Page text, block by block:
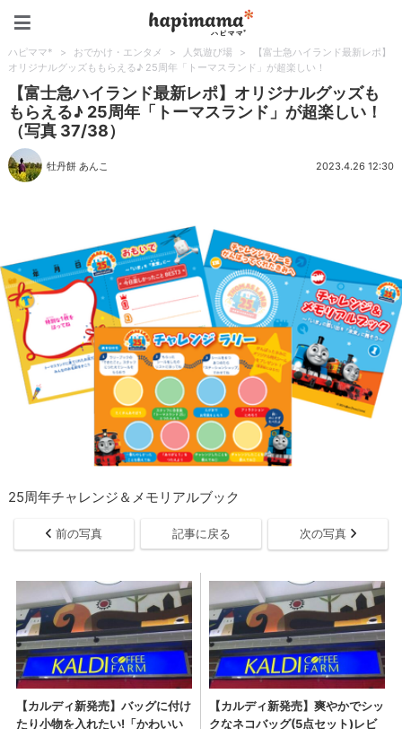
ハピママ* > おでかけ・エンタメ > 人気遊び場 >
【富士急ハイランド最新レポ】
オリジナルグッズももらえる♪ 25周年「トーマスランド」が超楽しい！
【富士急ハイランド最新レポ】オリジナルグッズも
もらえる♪ 25周年「トーマスランド」が超楽しい！
（写真 37/38）
牡丹餅 あんこ 2023.4.26 12:30
25周年チャレンジ＆メモリアルブック
前の写真 記事に戻る 次の写真